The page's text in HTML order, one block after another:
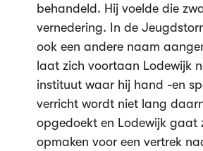
behandeld. Hij voelde die
vernedering. In de
ook een andere naam
laat zich voortaan Lodewijk
instituut waar hij hand -en
verricht wordt niet lang
opgedoekt en Lodewijk gaat
opmaken voor een vertrek